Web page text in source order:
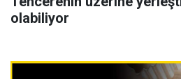
olabiliyor